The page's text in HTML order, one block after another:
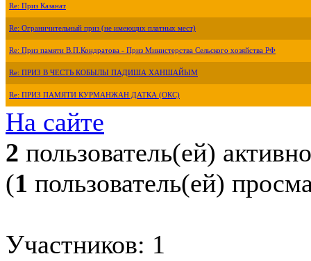
Re: Приз Казанат
Re: Ограничительный приз (не имеющих платных мест)
Re: Приз памяти В.П.Кондратова - Приз Министерства Сельского хозяйства РФ
Re: ПРИЗ В ЧЕСТЬ КОБЫЛЫ ПАДИША ХАНШАЙЫМ
Re: ПРИЗ ПАМЯТИ КУРМАНЖАН ДАТКА (ОКС)
На сайте
2 пользователь(ей) активно
(1 пользователь(ей)
Участников: 1